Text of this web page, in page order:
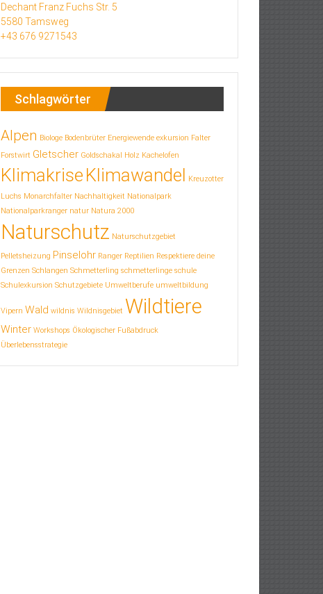
Dechant Franz Fuchs Str. 5
5580 Tamsweg
+43 676 9271543
Schlagwörter
Alpen Biologe Bodenbrüter Energiewende exkursion Falter
Forstwirt Gletscher Goldschakal Holz Kachelofen
Klimakrise Klimawandel Kreuzotter
Luchs Monarchfalter Nachhaltigkeit Nationalpark
Nationalparkranger natur Natura 2000
Naturschutz Naturschutzgebiet
Pelletsheizung Pinselohr Ranger Reptilien Respektiere deine
Grenzen Schlangen Schmetterling schmetterlinge schule
Schulexkursion Schutzgebiete Umweltberufe umweltbildung
Vipern Wald wildnis Wildnisgebiet Wildtiere
Winter Workshops Ökologischer Fußabdruck
Überlebensstrategie